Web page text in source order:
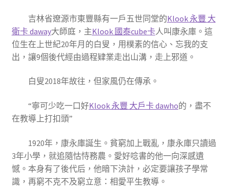
吉林省遼源市東豐縣有一戶五世同堂的Klook 永豐 大
衛卡 daway大師庭，主Klook 國泰cube卡人叫康永庫。這
位生在上世紀20年月的白叟，用樸素的信心、忘我的支
出，讓9個後代經由過程肄業走出山溝，走上邪道。
白叟2018年故往，但家風仍在傳承。
“寧可少吃一口好Klook 永豐 大戶卡 dawho的，盡不
在教導上打扣頭”
1920年，康永庫誕生。貧窮加上戰亂，康永庫只讀過
3年小學，就追隨怙恃務農。愛好唸書的他一向深感遺
憾。本身有了後代后，他暗下決計，必定要讓孩子學常
識，再窮不克不及窮立意：相愛平生教導。